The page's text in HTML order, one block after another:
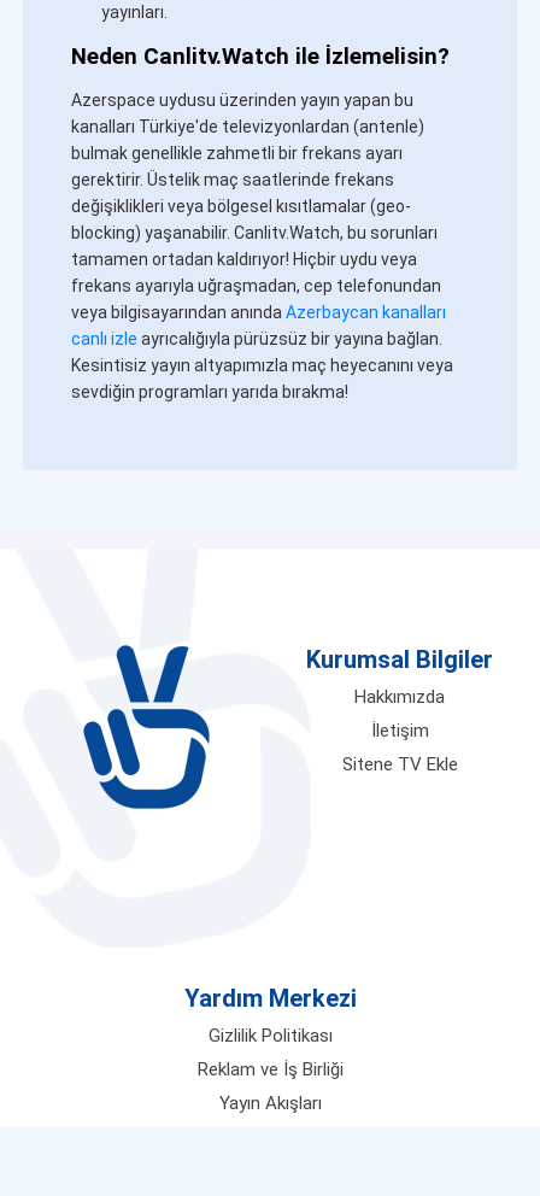
yayınları.
Neden Canlitv.Watch ile İzlemelisin?
Azerspace uydusu üzerinden yayın yapan bu
kanalları Türkiye'de televizyonlardan (antenle)
bulmak genellikle zahmetli bir frekans ayarı
gerektirir. Üstelik maç saatlerinde frekans
değişiklikleri veya bölgesel kısıtlamalar (geo-
blocking) yaşanabilir. Canlitv.Watch, bu sorunları
tamamen ortadan kaldırıyor! Hiçbir uydu veya
frekans ayarıyla uğraşmadan, cep telefonundan
veya bilgisayarından anındaAzerbaycan kanalları
canlı izle ayrıcalığıyla pürüzsüz bir yayına bağlan.
Kesintisiz yayın altyapımızla maç heyecanını veya
sevdiğin programları yarıda bırakma!
Kurumsal Bilgiler
Hakkımızda
İletişim
Sitene TV Ekle
Yardım Merkezi
Gizlilik Politikası
Reklam ve İş Birliği
Yayın Akışları